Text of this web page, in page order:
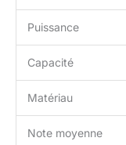
Puissance
Capacité
Matériau
Note moyenne